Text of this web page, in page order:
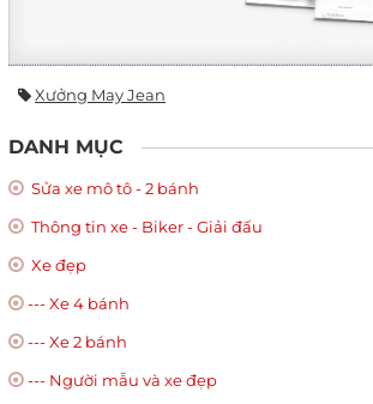
Xưởng May Jean
DANH MỤC
Sửa xe mô tô - 2 bánh
Thông tin xe - Biker - Giải đấu
Xe đẹp
--- Xe 4 bánh
--- Xe 2 bánh
--- Người mẫu và xe đẹp